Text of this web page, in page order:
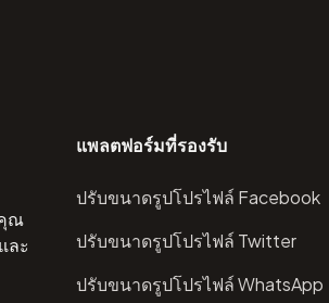
ณ
ละ
แพลตฟอร์มที่รองรับ
ปรับขนาดรูปโปรไฟล์ Facebook
ปรับขนาดรูปโปรไฟล์ Twitter
ปรับขนาดรูปโปรไฟล์ WhatsApp